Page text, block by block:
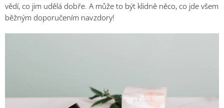
vědí, co jim udělá dobře. A může to být klidně něco, co jde všem
běžným doporučením navzdory!